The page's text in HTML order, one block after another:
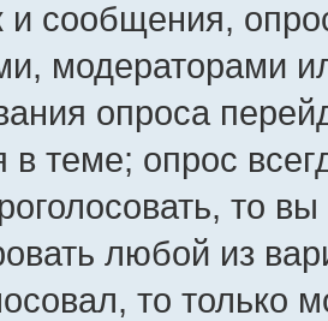
и сообщения,
модераторами
опроса
теме; опрос
то
любой из
то только